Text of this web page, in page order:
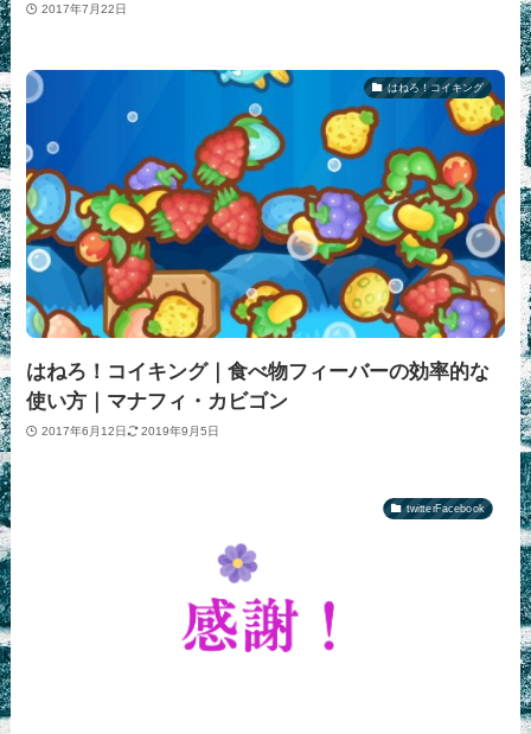
2017年7月22日
はねろ！コイキング
はねろ！コイキング｜食べ物フィーバーの効率的な
使い方｜マナフィ・カビゴン
2017年6月12日 2019年9月5日
twitterFacebook